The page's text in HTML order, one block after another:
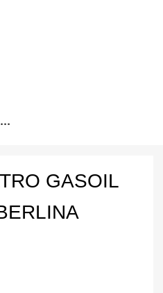
GASOIL